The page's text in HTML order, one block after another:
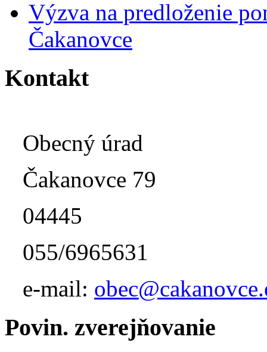
Výzva na predloženie
Čakanovce
Kontakt
Obecný úrad
Čakanovce 79
04445
055/6965631
e-mail:
Povin. zverejňovanie